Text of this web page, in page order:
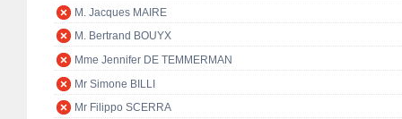
M. Jacques MAIRE
M. Bertrand BOUYX
Mme Jennifer DE TEMMERMAN
Mr Simone BILLI
Mr Filippo SCERRA